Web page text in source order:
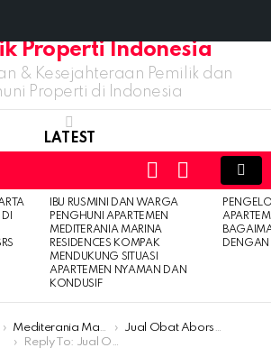
& Kesejahteraan Pemilik dan
Properti di Indonesia
LATEST
SWITCH
SKIN
LOGIN
IBU RUSMINI DAN WARGA
PENGHUNI APARTEMEN
MEDITERANIA MARINA
RESIDENCES KOMPAK
MENDUKUNG SITUASI
APARTEMEN NYAMAN DAN
KONDUSIF
DENGAN
Mediterania Marina Residences
Jual Obat Aborsi Cytotec Bima 085180634797 Obat Penggugur Kandungan Bima
Reply To: Jual Obat Aborsi Cytotec Bima 085180634797 Obat Penggugur Kandungan Bima